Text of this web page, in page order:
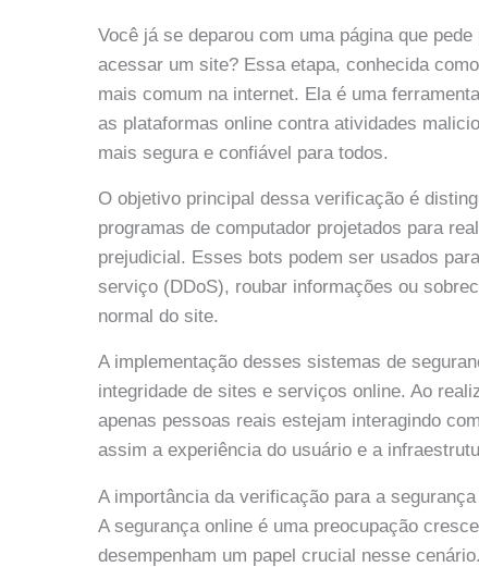
Você já se deparou com uma página que
acessar um site? Essa etapa, conhecida
mais comum na internet. Ela é uma
as plataformas online contra atividades
mais segura e confiável para todos.
O objetivo principal dessa verificação é
programas de computador projetados para
prejudicial. Esses bots podem ser usados
serviço (DDoS), roubar informações ou
normal do site.
A implementação desses sistemas de
integridade de sites e serviços online. Ao
apenas pessoas reais estejam interagindo
assim a experiência do usuário e a
A importância da verificação para a
A segurança online é uma preocupação
desempenham um papel crucial nesse